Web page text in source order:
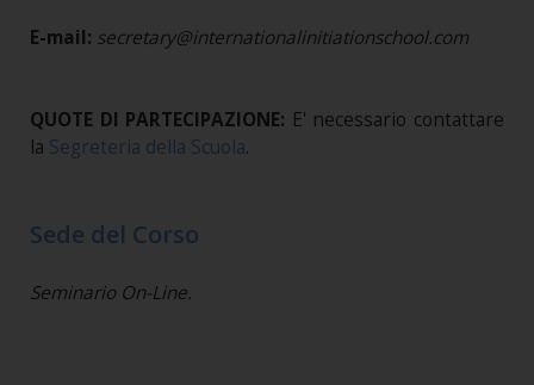
E-mail: secretary@internationalinitiationschool.com
QUOTE DI PARTECIPAZIONE: E' necessario contattare
la Segreteria della Scuola.
Sede del Corso
Seminario On-Line.